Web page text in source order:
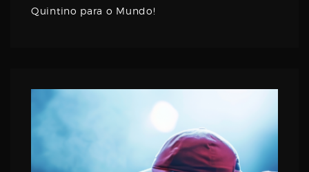
Quintino para o Mundo!